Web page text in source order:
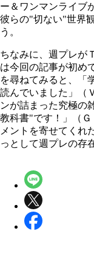
ー＆ワンマンライブ
彼らの"切ない"世界
う。
ちなみに、週プレが
は今回の記事が初め
を尋ねてみると、「
読んでいました」（
ンが詰まった究極の
教科書"です！」（
メントを寄せてくれ
っとして週プレの存